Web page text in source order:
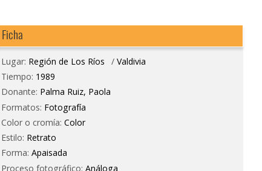
Ficha
Lugar: Región de Los Ríos / Valdivia
Tiempo: 1989
Donante: Palma Ruiz, Paola
Formatos: Fotografía
Color o cromía: Color
Estilo: Retrato
Forma: Apaisada
Proceso fotográfico: Análoga